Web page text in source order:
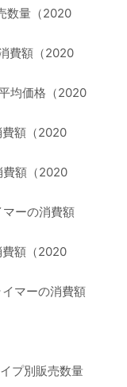
数量（2020
費額（2020
均価格（2020
費額（2020
費額（2020
ーの消費額
費額（2020
マーの消費額
プ別販売数量